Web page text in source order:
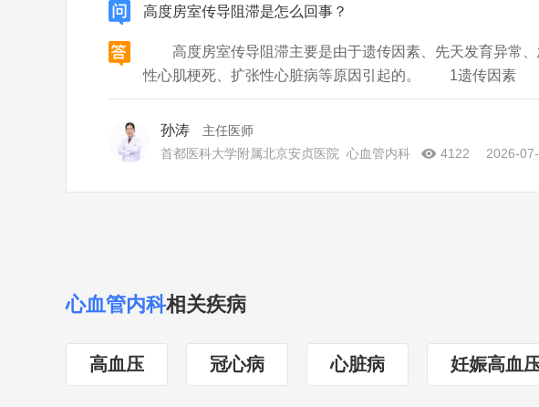
高度房室传导阻滞是怎么回事？
高度房室传导阻滞主要是由于遗传因素、先天发育异常、
性心肌梗死、扩张性心脏病等原因引起的。 1遗传因
者的亲属患有高度房室传导阻滞时，其可能会遗传疾病的相
病，导致患本病的风险增加。 2先天发育异常 患者先天
育异常，导致其出现心脏传导系统缺
孙涛
主任医师
4122
2026-
首都医科大学附属北京安贞医院 心血管内科
心血管内科相关疾病
高血压 冠心病 心脏病 妊娠高血